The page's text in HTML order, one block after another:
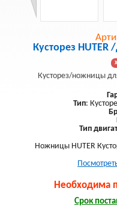
Кусторез HUTER
Кусторез/ножницы
Тип:
Тип
Ножницы HUTER
Необходима
Срок